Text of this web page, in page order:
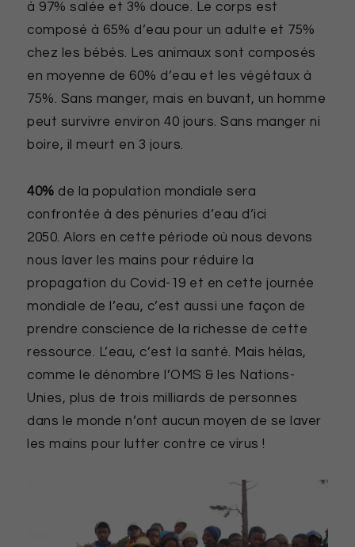
à 97% salée et 3% douce. Le corps est
composé à 65% d’eau pour un adulte et 75%
chez les bébés. Les animaux sont composés
en moyenne de 60% d’eau et les végétaux à
75%. Sans manger, mais en buvant, un homme
peut survivre environ 40 jours. Sans manger ni
boire, il meurt en 3 jours.
40% de la population mondiale sera
confrontée à des pénuries d’eau d’ici
2050. Alors en cette période où nous devons
nous laver les mains pour réduire la
propagation du Covid-19 et en cette journée
mondiale de l’eau, c’est aussi une façon de
prendre conscience de la richesse de cette
ressource. L’eau, c’est la santé. Mais hélas,
comme le dénombre l’OMS & les Nations-
Unies, plus de trois milliards de personnes
dans le monde n’ont aucun moyen de se laver
les mains pour lutter contre ce virus !